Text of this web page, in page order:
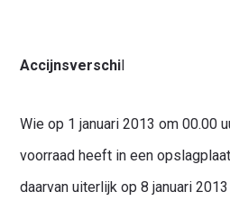
Accijnsverschil
Wie op 1 januari 2013 om 00.00
voorraad heeft in een
daarvan uiterlijk op 8 januari